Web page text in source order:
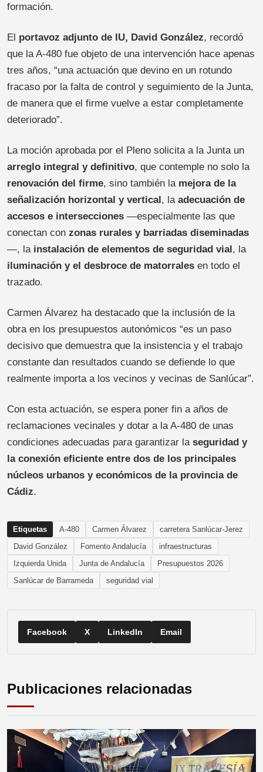
formación.
El portavoz adjunto de IU, David González, recordó
que la A-480 fue objeto de una intervención hace apenas
tres años, “una actuación que devino en un rotundo
fracaso por la falta de control y seguimiento de la Junta,
de manera que el firme vuelve a estar completamente
deteriorado”.
La moción aprobada por el Pleno solicita a la Junta un
arreglo integral y definitivo, que contemple no solo la
renovación del firme, sino también la mejora de la
señalización horizontal y vertical , la adecuación de
accesos e intersecciones —especialmente las que
conectan con zonas rurales y barriadas diseminadas
—, la instalación de elementos de seguridad vial , la
iluminación y el desbroce de matorrales en todo el
trazado.
Carmen Álvarez ha destacado que la inclusión de la
obra en los presupuestos autonómicos “es un paso
decisivo que demuestra que la insistencia y el trabajo
constante dan resultados cuando se defiende lo que
realmente importa a los vecinos y vecinas de Sanlúcar”.
Con esta actuación, se espera poner fin a años de
reclamaciones vecinales y dotar a la A-480 de unas
condiciones adecuadas para garantizar la seguridad y
la conexión eficiente entre dos de los principales
núcleos urbanos y económicos de la provincia de
Cádiz.
Etiquetas A-480 Carmen Álvarez
carretera Sanlúcar-Jerez
David González
Fomento Andalucía
infraestructuras
Izquierda Unida
Junta de Andalucía
Presupuestos 2026
Sanlúcar de Barrameda
seguridad vial
Facebook X LinkedIn Email
Publicaciones relacionadas